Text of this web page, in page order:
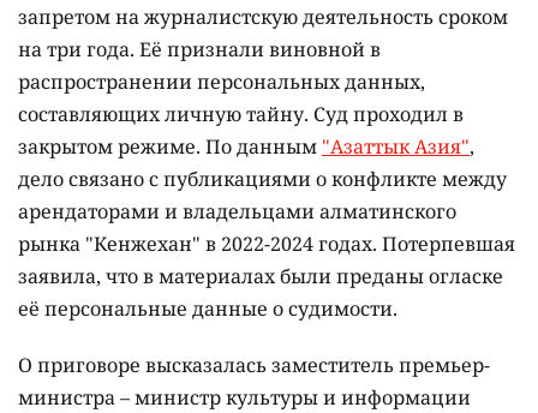
запретом на журналистскую деятельность сроком
на три года. Её признали виновной в
распространении персональных данных,
составляющих личную тайну. Суд проходил в
закрытом режиме. По данным "Азаттык Азия",
дело связано с публикациями о конфликте между
арендаторами и владельцами алматинского
рынка "Кенжехан" в 2022-2024 годах. Потерпевшая
заявила, что в материалах были преданы огласке
её персональные данные о судимости.
О приговоре высказалась заместитель премьер-
министра – министр культуры и информации